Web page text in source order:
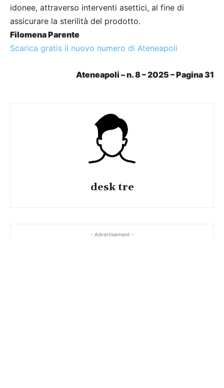
idonee, attraverso interventi asettici, al fine di
assicurare la sterilità del prodotto.
Filomena Parente
Scarica gratis il nuovo numero di Ateneapoli
Ateneapoli – n. 8 – 2025 – Pagina 31
desk tre
- Advertisement -